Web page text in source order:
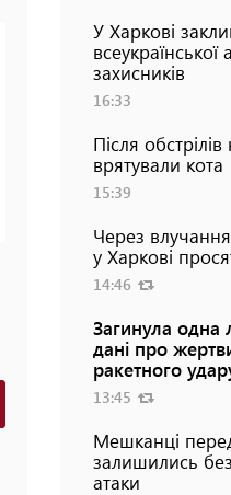
У Харкові
всеукраїнської
захисників
16:33
Після обстрілів
врятували кота
15:39
Через
у Харкові
14:46
Загинула одна
дані про
ракетного
13:45
Мешканці
залишились
атаки